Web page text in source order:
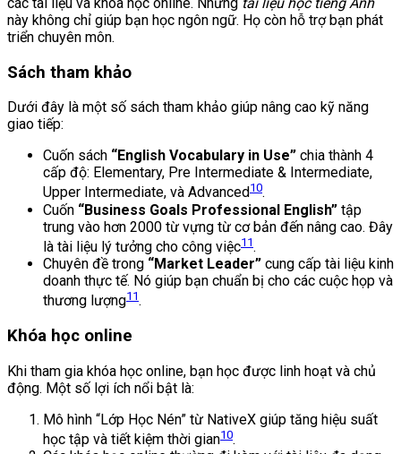
này không chỉ giúp bạn học ngôn ngữ. Họ còn hỗ trợ bạn phát
triển chuyên môn.
Sách tham khảo
Dưới đây là một số sách tham khảo giúp nâng cao kỹ năng
giao tiếp:
Cuốn sách “English Vocabulary in Use” chia thành 4
cấp độ: Elementary, Pre Intermediate & Intermediate,
Upper Intermediate, và Advanced 10.
Cuốn “Business Goals Professional English” tập
trung vào hơn 2000 từ vựng từ cơ bản đến nâng cao. Đây
là tài liệu lý tưởng cho công việc11.
Chuyên đề trong “Market Leader” cung cấp tài liệu kinh
doanh thực tế. Nó giúp bạn chuẩn bị cho các cuộc họp và
thương lượng11.
Khóa học online
Khi tham gia khóa học online, bạn học được linh hoạt và chủ
động. Một số lợi ích nổi bật là:
Mô hình “Lớp Học Nén” từ NativeX giúp tăng hiệu suất
học tập và tiết kiệm thời gian10.